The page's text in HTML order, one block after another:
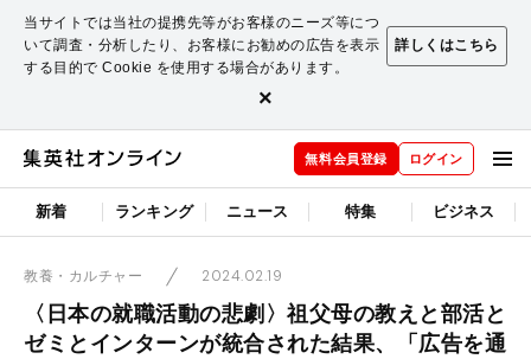
当サイトでは当社の提携先等がお客様のニーズ等につ
いて調査・分析したり、お客様にお勧めの広告を表示
する目的で Cookie を使用する場合があります。
詳しくはこちら
×
無料会員登録 ログイン
新着 ランキング ニュース 特集 ビジネス
教養・カルチャー 2024.02.19
〈日本の就職活動の悲劇〉祖父母の教えと部活と
ゼミとインターンが統合された結果、「広告を通